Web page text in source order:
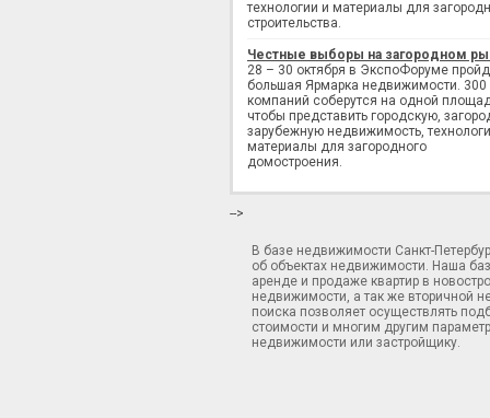
технологии и материалы для
строительства.
Честные выборы на загородном
28 – 30 октября в ЭкспоФоруме
большая Ярмарка недвижимости. 300
компаний соберутся на одной
чтобы представить городскую,
зарубежную недвижимость,
материалы для загородного
домостроения.
-->
В базе недвижимости Санкт-
об объектах недвижимости. Наша
аренде и продаже квартир в
недвижимости, а так же вторичной
поиска позволяет осуществлять
стоимости и многим другим
недвижимости или застройщику.